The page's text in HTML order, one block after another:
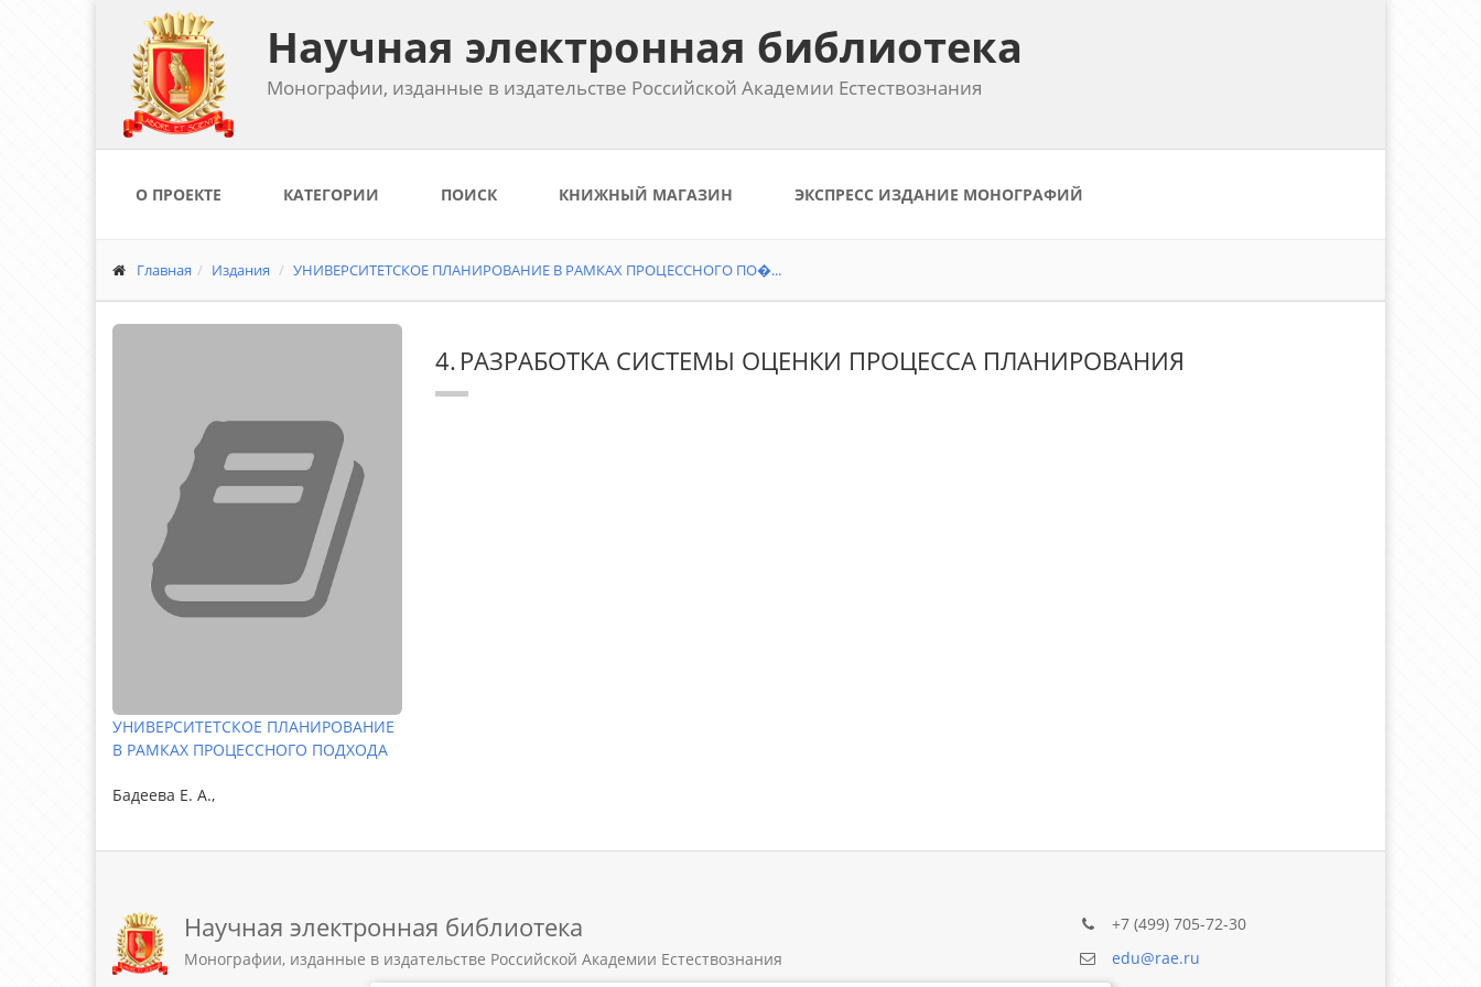
Научная электронная библиотека
Монографии, изданные в издательстве Российской Академии Естествознания
О ПРОЕКТЕ КАТЕГОРИИ ПОИСК КНИЖНЫЙ МАГАЗИН ЭКСПРЕСС ИЗДАНИЕ МОНОГРАФИЙ
Главная Издания УНИВЕРСИТЕТСКОЕ ПЛАНИРОВАНИЕ В РАМКАХ ПРОЦЕССНОГО ПО�...
УНИВЕРСИТЕТСКОЕ ПЛАНИРОВАНИЕ
В РАМКАХ ПРОЦЕССНОГО ПОДХОДА
Бадеева Е. А.,
4. РАЗРАБОТКА СИСТЕМЫ ОЦЕНКИ ПРОЦЕССА ПЛАНИРОВАНИЯ
Научная электронная библиотека
Монографии, изданные в издательстве Российской Академии Естествознания
+7 (499) 705-72-30
edu@rae.ru